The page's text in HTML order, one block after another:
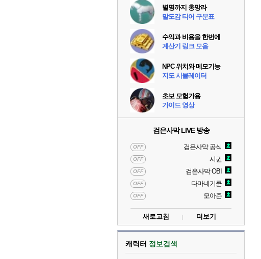
별명까지 총망라
말도감 티어 구분표
수익과 비용을 한번에
계산기 링크 모음
NPC 위치와 메모기능
지도 시뮬레이터
초보 모험가용
가이드 영상
검은사막 LIVE 방송
OFF 검은사막 공식
OFF 시권
OFF 검은사막 OBI
OFF 다마네기쿤
OFF 모아준
새로고침 더보기
캐릭터 정보검색